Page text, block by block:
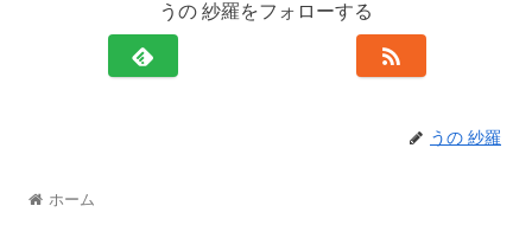
うの 紗羅をフォローする
うの 紗羅
ホーム